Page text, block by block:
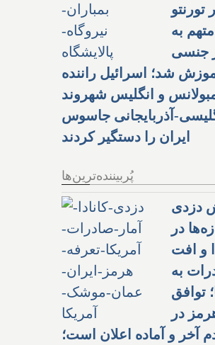
تورنتو
متهم به
جنسی
شد؛ اسرائیل راننده
و انگلیس شهروند
آذربایجانی جاسوس
ایران را دستگیر کردند
پُربیننده‌ترین‌ها
دزدی
در
و افت
به
توافق
در
آخر و آماده اعلان است؛